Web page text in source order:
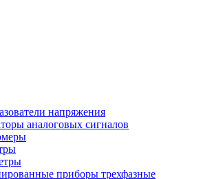
напряжения
аналоговых сигналов
приборы трехфазные